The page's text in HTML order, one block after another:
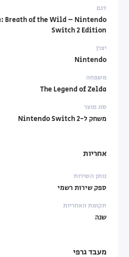
דגם
Breath of the Wild – Nintendo
Switch 2 Edition
יצרן
Nintendo
משפחה
The Legend of Zelda
סוג מוצר
משחק ל-Nintendo Switch 2
אחריות
נותן השירות
ספק שירות רשמי
תקופת האחריות
שנה
מעבד גרפי